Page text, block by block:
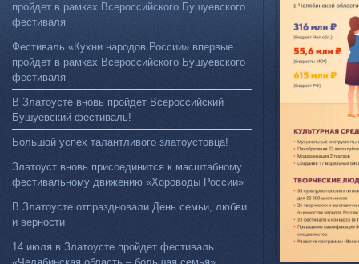
пройдет в рамках Всероссийского Бушуевского
фестиваля
Фестиваль «Кухни народов России» впервые
пройдет в рамках Всероссийского Бушуевского
фестиваля
В Златоусте вновь пройдет Всероссийский
Бушуевский фестиваль!
Большой успех талантливого златоустовца!
Златоуст вновь присоединится к масштабному
фестивальному движению «Хороводы России»
В Златоусте отпраздновали День семьи, любви
и верности
14 июля в Златоусте пройдет фестиваль